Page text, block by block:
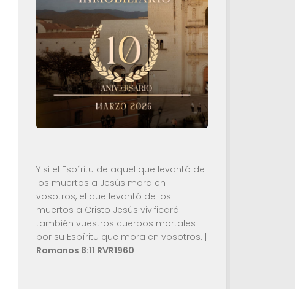
Y si el Espíritu de aquel que levantó de
los muertos a Jesús mora en
vosotros, el que levantó de los
muertos a Cristo Jesús vivificará
también vuestros cuerpos mortales
por su Espíritu que mora en vosotros. |
Romanos 8:11 RVR1960